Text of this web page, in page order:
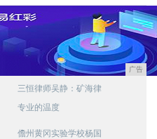
广告
三恒律师吴静：矿海律
专业的温度
儋州黄冈实验学校杨国